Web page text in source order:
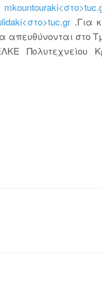
.Για
απευθύνονται στο
Πολυτεχνείου